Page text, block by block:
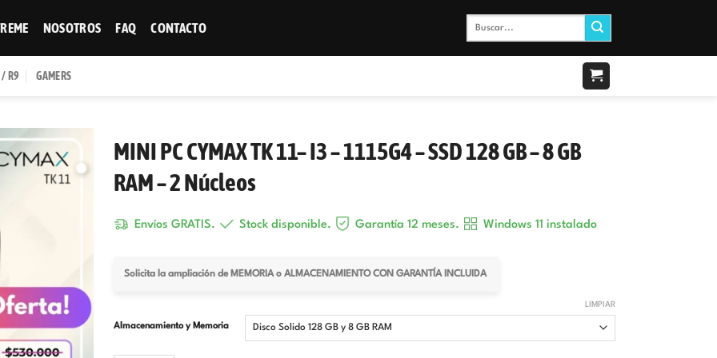
NOSOTROS FAQ CONTACTO
por:
/ R9 GAMERS
MINI PC CYMAX TK 11– I3 – 1115G4 – SSD 128 GB – 8 GB
RAM – 2 Núcleos
Envíos GRATIS. Stock disponible. Garantía 12 meses. Windows 11 instalado
Solicita la ampliación de MEMORIA o ALMACENAMIENTO CON GARANTÍA INCLUIDA
Almacenamiento y Memoria
LIMPIAR